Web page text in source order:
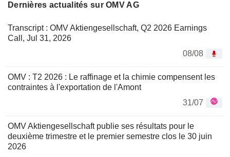
Dernières actualités sur OMV AG
Transcript : OMV Aktiengesellschaft, Q2 2026 Earnings
Call, Jul 31, 2026
08/08
OMV : T2 2026 : Le raffinage et la chimie compensent les
contraintes à l'exportation de l'Amont
31/07
OMV Aktiengesellschaft publie ses résultats pour le
deuxième trimestre et le premier semestre clos le 30 juin
2026